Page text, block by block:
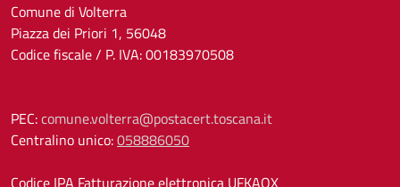
Comune di Volterra
Piazza dei Priori 1, 56048
Codice fiscale / P. IVA: 00183970508
PEC:comune.volterra@postacert.toscana.it
Centralino unico:058886050
Codice IPA Fatturazione elettronica UFKAOX